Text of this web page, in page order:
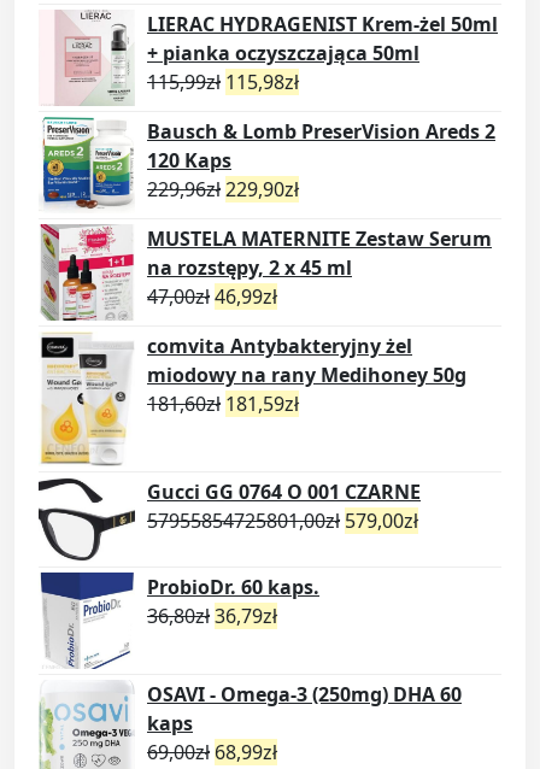
LIERAC HYDRAGENIST Krem-żel 50ml
+ pianka oczyszczająca 50ml
115,99zł 115,98zł
Bausch & Lomb PreserVision Areds 2
120 Kaps
229,96zł229,90zł
MUSTELA MATERNITE Zestaw Serum
na rozstępy, 2 x 45 ml
47,00zł46,99zł
comvita Antybakteryjny żel
miodowy na rany Medihoney 50g
181,60zł 181,59zł
Gucci GG 0764 O 001 CZARNE
57955854725801,00zł 579,00zł
ProbioDr. 60 kaps.
36,80zł36,79zł
OSAVI - Omega-3 (250mg) DHA 60
kaps
69,00zł 68,99zł